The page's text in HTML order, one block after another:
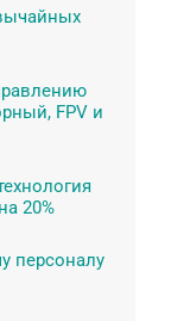
FPV и
20%
персоналу